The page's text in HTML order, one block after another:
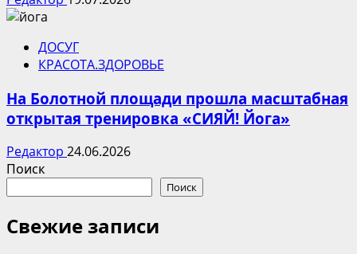
ДОСУГ
КРАСОТА.ЗДОРОВЬЕ
На Болотной площади прошла масштабная
открытая тренировка «СИЯЙ! Йога»
Редактор 24.06.2026
Поиск
Поиск
Свежие записи